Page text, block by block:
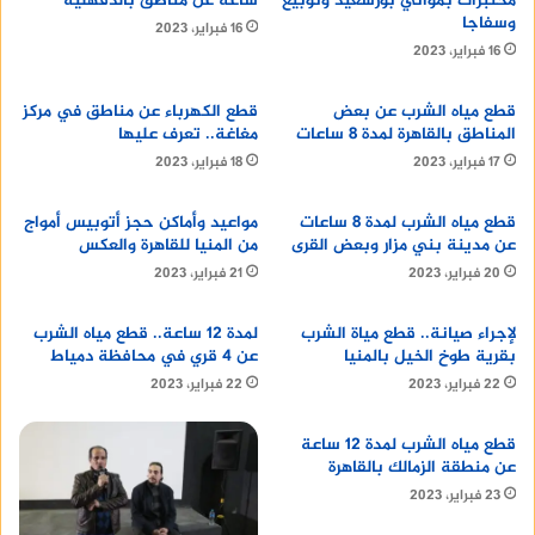
احصل على
منصة وساطة لبيع العقارات مجانا
عيوب كراسي بلاستيك قوية
رغم المزايا العديدة لكراسى البلاستيك، إلا أنه يجب أخذ
بعض العيوب في الاعتبار عند اختيارها:
كراسى بلاستيك قد تكون حساسة لدرجات الحرارة
المرتفعة على سبيل المثال، يمكن أن يتعرض
وسفاجا
16 فبراير، 2023
16 فبراير، 2023
قطع مياه الشرب عن بعض
المناطق بالقاهرة لمدة 8 ساعات
17 فبراير، 2023
قطع الكهرباء عن مناطق في مركز
مغاغة.. تعرف عليها
18 فبراير، 2023
قطع مياه الشرب لمدة 8 ساعات
عن مدينة بني مزار وبعض القرى
20 فبراير، 2023
مواعيد وأماكن حجز أتوبيس أمواج
من المنيا للقاهرة والعكس
21 فبراير، 2023
لإجراء صيانة.. قطع مياة الشرب
بقرية طوخ الخيل بالمنيا
22 فبراير، 2023
لمدة 12 ساعة.. قطع مياه الشرب
عن 4 قري في محافظة دمياط
22 فبراير، 2023
قطع مياه الشرب لمدة 12 ساعة
عن منطقة الزمالك بالقاهرة
23 فبراير، 2023